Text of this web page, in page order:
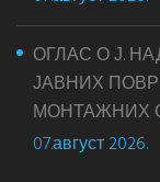
ОГЛАС О Ј.
ЈАВНИХ
МОНТАЖНИХ
07.август 2026.